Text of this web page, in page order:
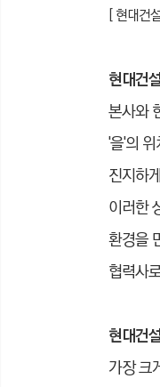
[ 현대건
현대건
본사와
'을'의
진지하
이러한
환경을
협력사
현대건
가장 크